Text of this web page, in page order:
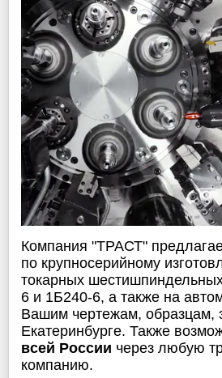
Компания "ТРАСТ"
по крупносерийному
токарных
6 и 1Б240-6, а также на
Вашим чертежам, образцам,
Екатеринбурге. Также
всей России через любую
компанию.